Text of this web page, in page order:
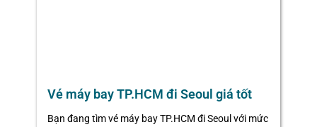
Vé máy bay TP.HCM đi Seoul giá tốt
Bạn đang tìm vé máy bay TP.HCM đi Seoul với mức